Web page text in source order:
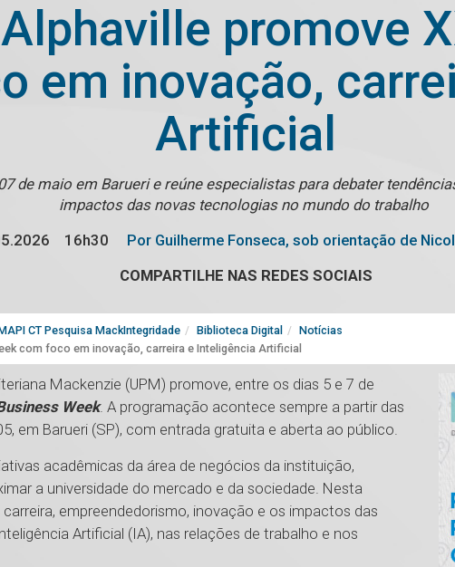
promove
em inovação,
Artificial
de maio em Barueri e reúne especialistas para debater
impactos das novas tecnologias no mundo do trabalho
16h30
Por Guilherme Fonseca, sob orientação de
COMPARTILHE NAS REDES SOCIAIS
CT Pesquisa MackIntegridade Biblioteca Digital
Notícias
com foco em inovação, carreira e Inteligência Artificial
Mackenzie (UPM) promove, entre os dias 5 e 7 de
Week. A programação acontece sempre a partir das
em Barueri (SP), com entrada gratuita e aberta ao público.
acadêmicas da área de negócios da instituição,
a universidade do mercado e da sociedade. Nesta
empreendedorismo, inovação e os impactos das
Artificial (IA), nas relações de trabalho e nos